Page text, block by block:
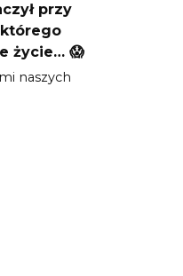
przy
życie… 😱
naszych